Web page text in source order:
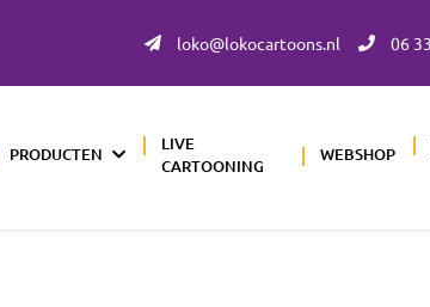
loko@lokocartoons.nl 06
PRODUCTEN
LIVE
CARTOONING
WEBSHOP